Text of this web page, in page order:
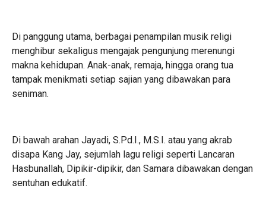
Di panggung utama, berbagai penampilan musik religi
menghibur sekaligus mengajak pengunjung merenungi
makna kehidupan. Anak-anak, remaja, hingga orang tua
tampak menikmati setiap sajian yang dibawakan para
seniman.
Di bawah arahan Jayadi, S.Pd.I., M.S.I. atau yang akrab
disapa Kang Jay, sejumlah lagu religi seperti Lancaran
Hasbunallah, Dipikir-dipikir, dan Samara dibawakan dengan
sentuhan edukatif.